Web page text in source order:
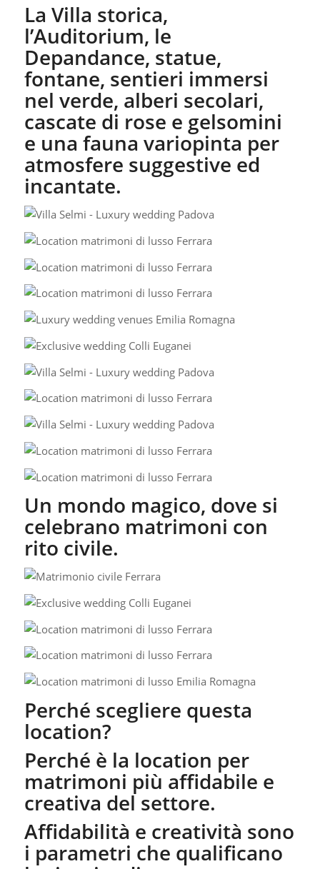
La Villa storica,
l’Auditorium, le
Depandance, statue,
fontane, sentieri immersi
nel verde, alberi secolari,
cascate di rose e gelsomini
e una fauna variopinta per
atmosfere suggestive ed
incantate.
Un mondo magico, dove si
celebrano matrimoni con
rito civile.
Perché scegliere questa
location?
Perché è la location per
matrimoni più affidabile e
creativa del settore.
Affidabilità e creatività sono
i parametri che qualificano